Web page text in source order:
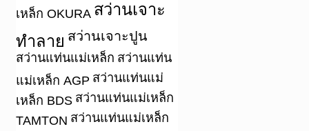
เหล็ก OKURA สว่านเจาะ
ทำลาย สว่านเจาะปูน
สว่านแท่นแม่เหล็ก สว่านแท่น
แม่เหล็ก AGP สว่านแท่นแม่
เหล็ก BDS สว่านแท่นแม่เหล็ก
TAMTON สว่านแท่นแม่เหล็ก